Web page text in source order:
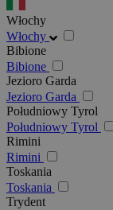
Włochy
Włochy
Bibione
Bibione
Jezioro Garda
Jezioro Garda
Południowy Tyrol
Południowy Tyrol
Rimini
Rimini
Toskania
Toskania
Trydent